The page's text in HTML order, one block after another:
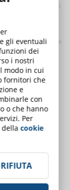
di corsi online,
acquisite in tempi
dei
le
la
a
gli eventuali
dei
i nostri
modo in cui
fornitori che
e
con
o che hanno
Per
dellacookie
RIFIUTA